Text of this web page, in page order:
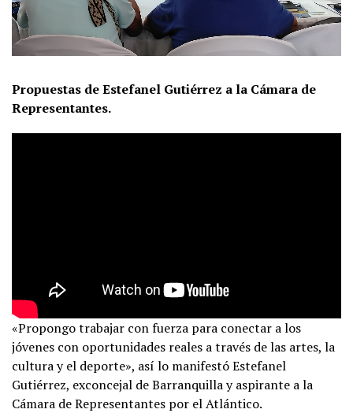
Propuestas de Estefanel Gutiérrez a la Cámara de
Representantes.
«Propongo trabajar con fuerza para conectar a los
jóvenes con oportunidades reales a través de las artes, la
cultura y el deporte», así lo manifestó Estefanel
Gutiérrez, exconcejal de Barranquilla y aspirante a la
Cámara de Representantes por el Atlántico.